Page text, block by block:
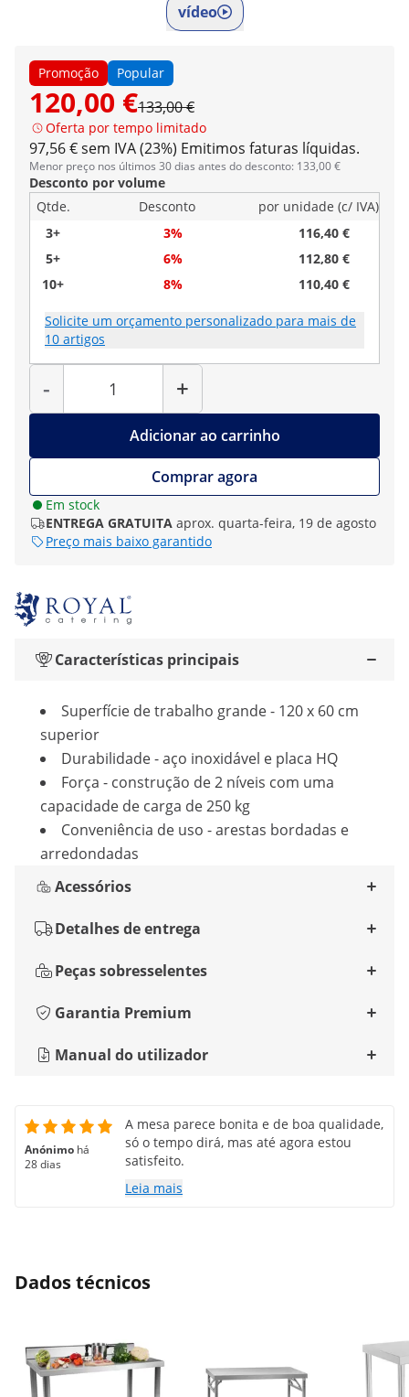
vídeo
Promoção Popular
120,00 €133,00 €
Oferta por tempo limitado
97,56 € sem IVA (23%) Emitimos faturas líquidas.
Menor preço nos últimos 30 dias antes do desconto: 133,00 €
Desconto por volume
Qtde.
Desconto
por unidade (c/ IVA)
3+
3%
116,40 €
5+
6%
112,80 €
10+
8% 110,40 €
Solicite um orçamento personalizado para mais de
10 artigos
-
Quantidade
+
Adicionar ao carrinho
Comprar agora
Em stock
ENTREGA GRATUITA aprox. quarta-feira, 19 de agosto
Preço mais baixo garantido
Características principais
Superfície de trabalho grande - 120 x 60 cm
superior
Durabilidade - aço inoxidável e placa HQ
Força - construção de 2 níveis com uma
capacidade de carga de 250 kg
Conveniência de uso - arestas bordadas e
arredondadas
Acessórios
Detalhes de entrega
Peças sobresselentes
Garantia Premium
Manual do utilizador
Anónimo há
28 dias
A mesa parece bonita e de boa qualidade,
só o tempo dirá, mas até agora estou
satisfeito.
Leia mais
Dados técnicos